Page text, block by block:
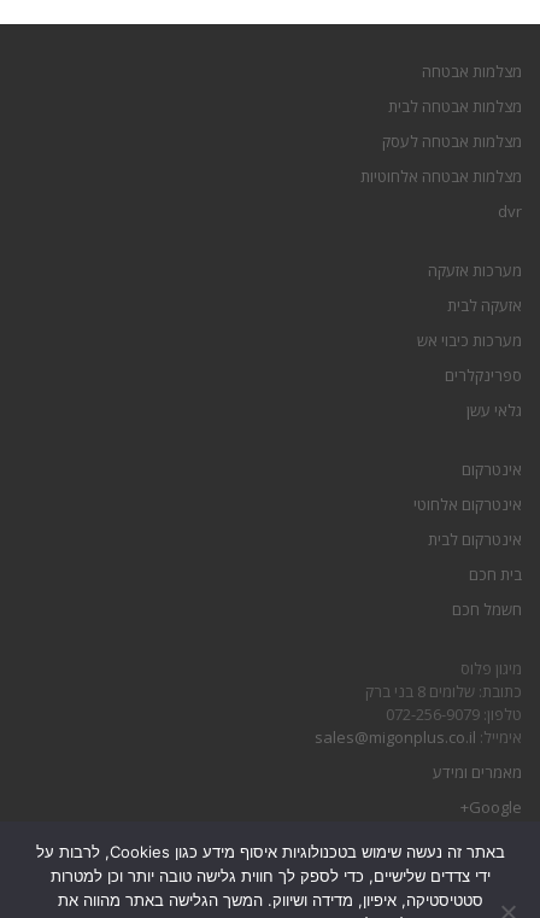
מצלמות אבטחה
מצלמות אבטחה לבית
מצלמות אבטחה לעסק
מצלמות אבטחה אלחוטיות
dvr
מערכות אזעקה
אזעקה לבית
מערכות כיבוי אש
ספרינקלרים
גלאי עשן
אינטרקום
אינטרקום אלחוטי
אינטרקום לבית
בית חכם
חשמל חכם
מיגון פלוס
כתובת: שלומים 8 בני ברק
טלפון: 072-256-9079
אימייל: sales@migonplus.co.il
מאמרים ומידע
Google+
מדיניות פרטיות
באתר זה נעשה שימוש בטכנולוגיות איסוף מידע כגון Cookies, לרבות על
ידי צדדים שלישיים, כדי לספק לך חווית גלישה טובה יותר וכן למטרות
סטטיסטיקה, איפיון, מדידה ושיווק. המשך הגלישה באתר מהווה את